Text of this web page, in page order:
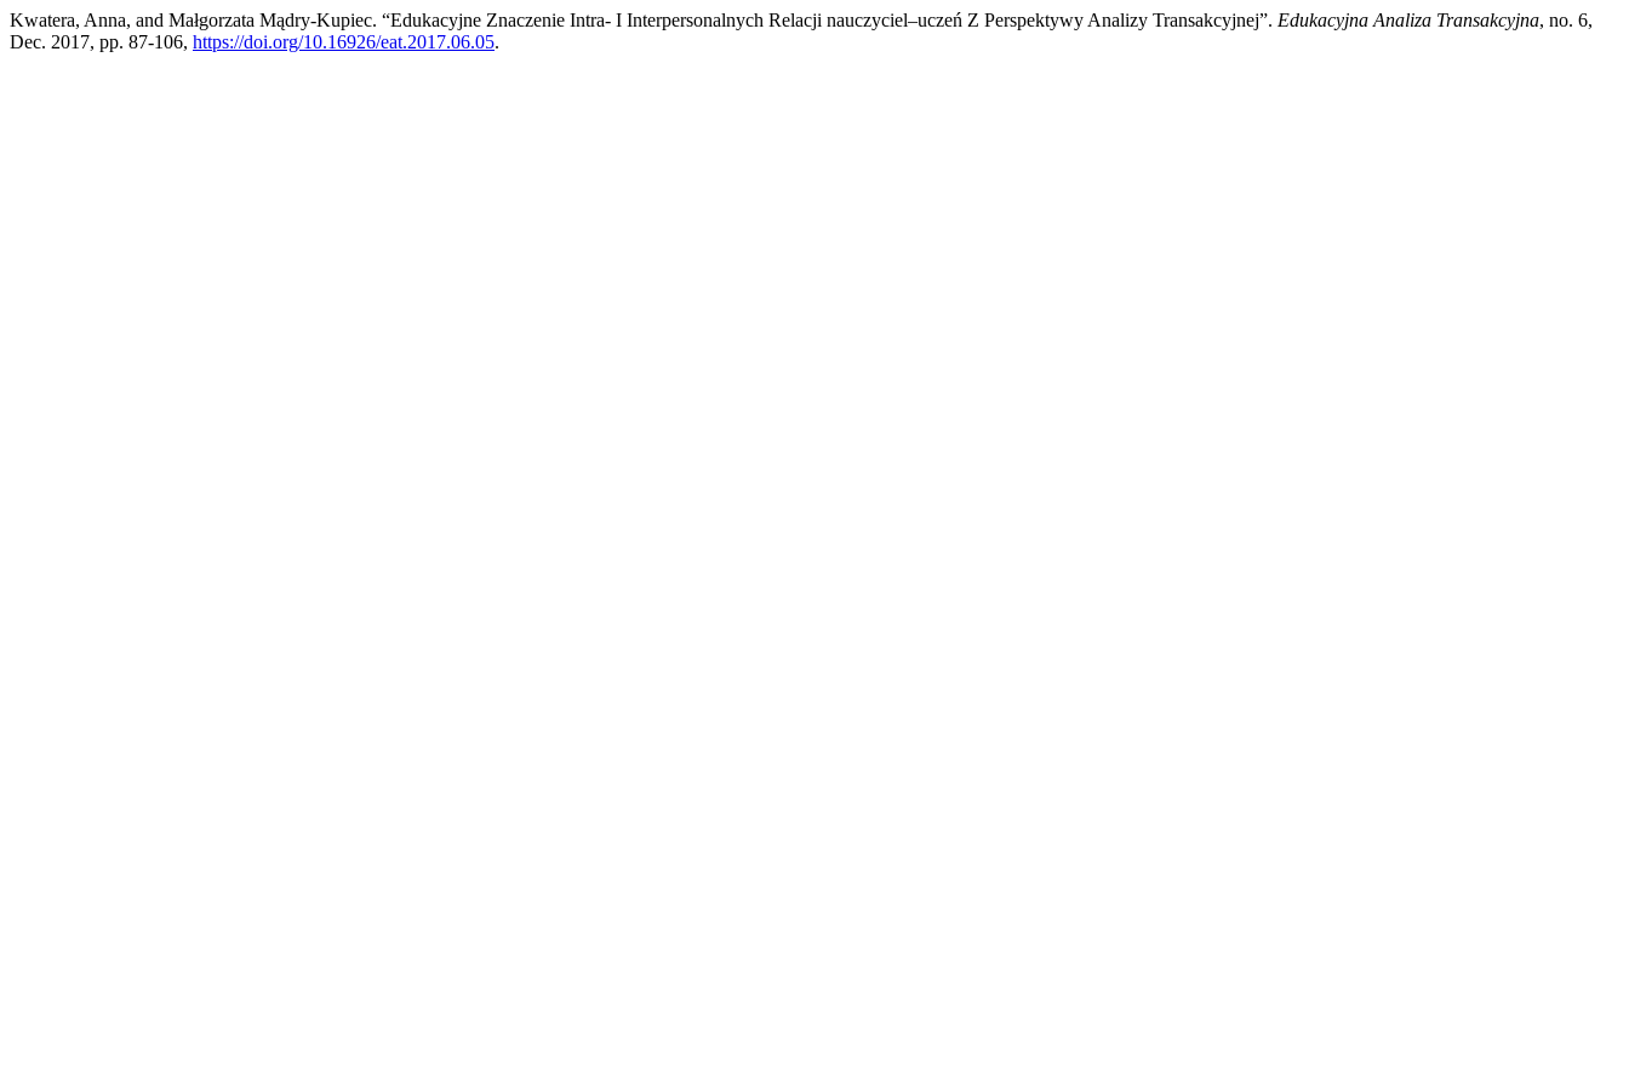
Kwatera, Anna, and Małgorzata Mądry-Kupiec. “Edukacyjne Znaczenie Intra- I Interpersonalnych Relacji nauczyciel–uczeń Z Perspektywy Analizy Transakcyjnej”. Edukacyjna Analiza Transakcyjna, no. 6,
Dec. 2017, pp. 87-106, https://doi.org/10.16926/eat.2017.06.05.